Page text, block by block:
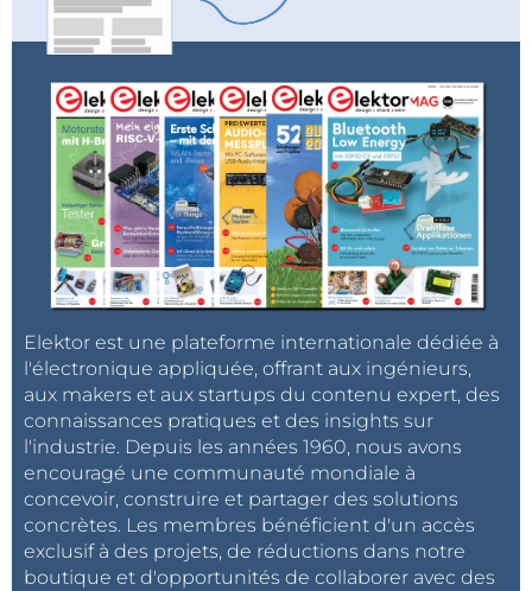
Elektor est une plateforme internationale dédiée à
l'électronique appliquée, offrant aux ingénieurs,
aux makers et aux startups du contenu expert, des
connaissances pratiques et des insights sur
l'industrie. Depuis les années 1960, nous avons
encouragé une communauté mondiale à
concevoir, construire et partager des solutions
concrètes. Les membres bénéficient d'un accès
exclusif à des projets, de réductions dans notre
boutique et d'opportunités de collaborer avec des